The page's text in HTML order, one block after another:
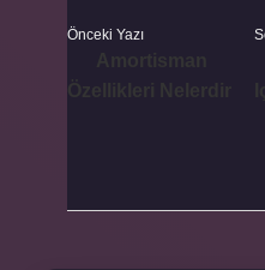
Önceki Yazı